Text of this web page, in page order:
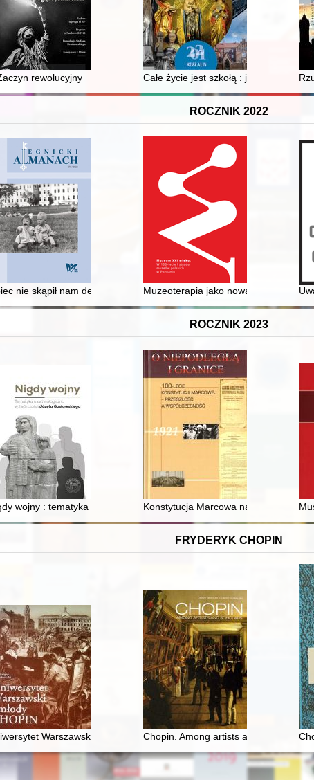
rewolucyjny Całe życie jest szkołą : jubileusz 75-
ROCZNIK 2022
nie skąpił nam deszczu. Sierpień zapowiada się nie lepszy" :
Muzeoterapia jako nowa misja
ROCZNIK 2023
Miasta Gdańska na przykładzie dr. Władysława
wojny : tematyka martyrologiczna w twórczości Józefa Gosławskiego
Konstytucja Marcowa na tle
FRYDERYK CHOPIN
- przeszłość i dzień dzisiejszy. Materiały z sympozjum
Warszawski i młody ChopinChopin. Among artists and scholars